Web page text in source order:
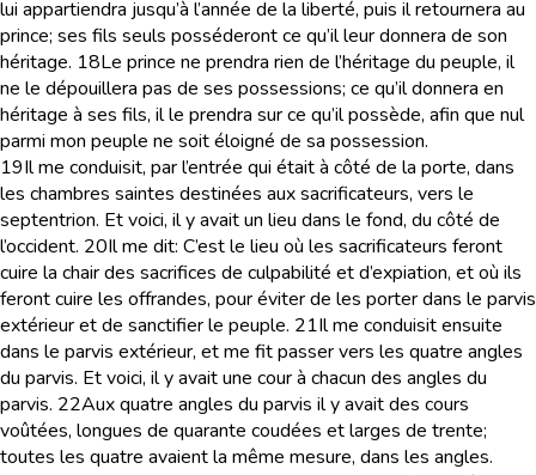
lui appartiendra jusqu’à l’année de la liberté, puis il retournera au
prince; ses fils seuls posséderont ce qu’il leur donnera de son
héritage. 18Le prince ne prendra rien de l’héritage du peuple, il
ne le dépouillera pas de ses possessions; ce qu’il donnera en
héritage à ses fils, il le prendra sur ce qu’il possède, afin que nul
parmi mon peuple ne soit éloigné de sa possession.
19Il me conduisit, par l’entrée qui était à côté de la porte, dans
les chambres saintes destinées aux sacrificateurs, vers le
septentrion. Et voici, il y avait un lieu dans le fond, du côté de
l’occident. 20Il me dit: C’est le lieu où les sacrificateurs feront
cuire la chair des sacrifices de culpabilité et d’expiation, et où ils
feront cuire les offrandes, pour éviter de les porter dans le parvis
extérieur et de sanctifier le peuple. 21Il me conduisit ensuite
dans le parvis extérieur, et me fit passer vers les quatre angles
du parvis. Et voici, il y avait une cour à chacun des angles du
parvis. 22Aux quatre angles du parvis il y avait des cours
voûtées, longues de quarante coudées et larges de trente;
toutes les quatre avaient la même mesure, dans les angles.